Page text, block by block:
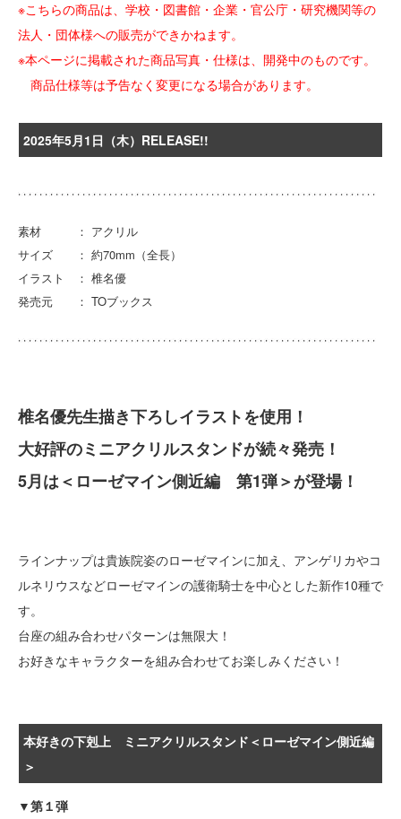
※こちらの商品は、学校・図書館・企業・官公庁・研究機関等の
法人・団体様への販売ができかねます。
※本ページに掲載された商品写真・仕様は、開発中のものです。
商品仕様等は予告なく変更になる場合があります。
2025年5月1日（木）RELEASE!!
素材 ： アクリル
サイズ ： 約70mm（全長）
イラスト ： 椎名優
発売元 ： TOブックス
椎名優先生描き下ろしイラストを使用！
大好評のミニアクリルスタンドが続々発売！
5月は＜ローゼマイン側近編 第1弾＞が登場！
ラインナップは貴族院姿のローゼマインに加え、アンゲリカやコ
ルネリウスなどローゼマインの護衛騎士を中心とした新作10種で
す。
台座の組み合わせパターンは無限大！
お好きなキャラクターを組み合わせてお楽しみください！
本好きの下剋上 ミニアクリルスタンド＜ローゼマイン側近編
＞
▼第１弾